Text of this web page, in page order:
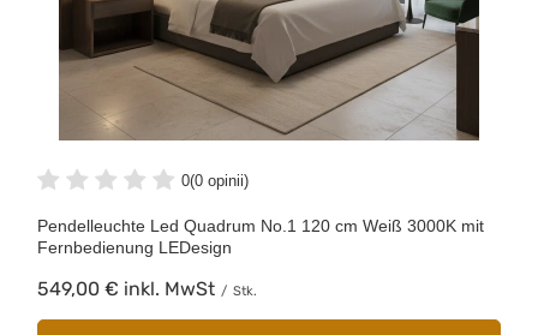
0(0 opinii)
Pendelleuchte Led Quadrum No.1 120 cm Weiß 3000K mit
Fernbedienung LEDesign
549,00 € inkl. MwSt / Stk.